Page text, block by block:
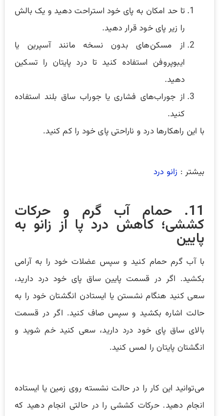
تا حد امکان به پای خود استراحت دهید و یک بالش
را زیر پای خود قرار دهید.
از مسکن‌های بدون نسخه مانند آسپرین یا
ایبوپروفن استفاده کنید تا درد پایتان را تسکین
دهید.
از جوراب‌های فشاری یا جوراب ساق بلند استفاده
کنید.
با این راهکارها درد و ناراحتی پای خود را کم کنید.
بیشتر : زانو درد
11. حمام آب گرم و حرکات
کششی؛ کاهش درد پا از زانو به
پایین
با آب گرم حمام کنید و سپس عضلات خود را به آرامی
بکشید. اگر در قسمت پایین ساق پای خود درد دارید،
سعی کنید هنگام نشستن یا ایستادن انگشتان خود را به
حالت اشاره بکشید و سپس صاف کنید. اگر در قسمت
بالای ساق پای خود درد دارید، سعی کنید خم شوید و
انگشتان پایتان را لمس کنید.
می‌توانید این کار را در حالت نشسته روی زمین یا ایستاده
انجام دهید. حرکات کششی را در حالتی انجام دهید که